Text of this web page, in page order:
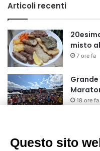
Articoli recenti
misto
7 ore fa
18 ore fa
agosto
Questo sito